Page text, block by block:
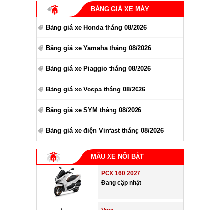
BẢNG GIÁ XE MÁY
Bảng giá xe Honda tháng 08/2026
Bảng giá xe Yamaha tháng 08/2026
Bảng giá xe Piaggio tháng 08/2026
Bảng giá xe Vespa tháng 08/2026
Bảng giá xe SYM tháng 08/2026
Bảng giá xe điện Vinfast tháng 08/2026
MẪU XE NỔI BẬT
PCX 160 2027
Đang cập nhật